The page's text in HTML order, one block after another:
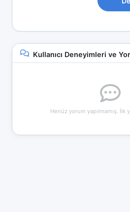
Kullanıcı Deneyimleri ve
Henüz yorum yapılmamış. İlk